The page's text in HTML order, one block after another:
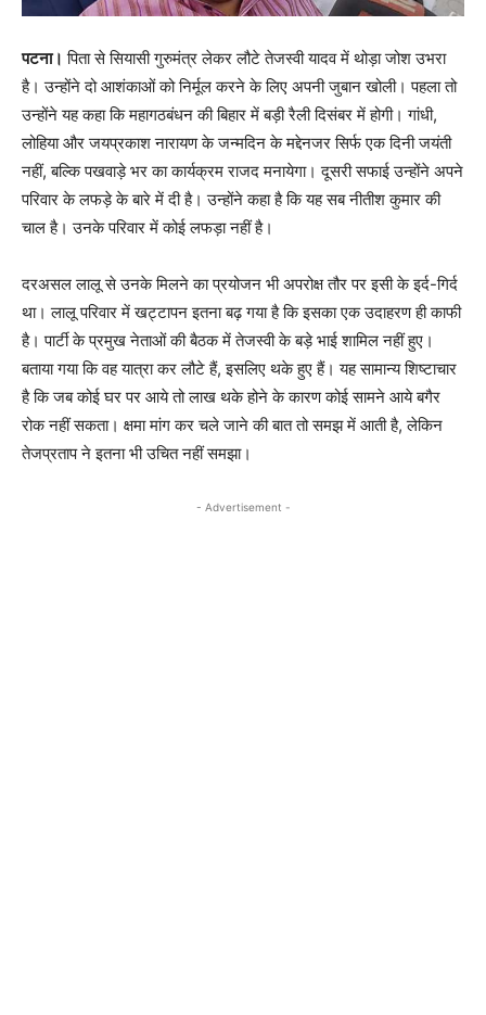
पटना। पिता से सियासी गुरुमंत्र लेकर लौटे तेजस्वी यादव में थोड़ा जोश उभरा
है। उन्होंने दो आशंकाओं को निर्मूल करने के लिए अपनी जुबान खोली। पहला तो
उन्होंने यह कहा कि महागठबंधन की बिहार में बड़ी रैली दिसंबर में होगी। गांधी,
लोहिया और जयप्रकाश नारायण के जन्मदिन के मद्देनजर सिर्फ एक दिनी जयंती
नहीं, बल्कि पखवाड़े भर का कार्यक्रम राजद मनायेगा। दूसरी सफाई उन्होंने अपने
परिवार के लफड़े के बारे में दी है। उन्होंने कहा है कि यह सब नीतीश कुमार की
चाल है। उनके परिवार में कोई लफड़ा नहीं है।
दरअसल लालू से उनके मिलने का प्रयोजन भी अपरोक्ष तौर पर इसी के इर्द-गिर्द
था। लालू परिवार में खट्टापन इतना बढ़ गया है कि इसका एक उदाहरण ही काफी
है। पार्टी के प्रमुख नेताओं की बैठक में तेजस्वी के बड़े भाई शामिल नहीं हुए।
बताया गया कि वह यात्रा कर लौटे हैं, इसलिए थके हुए हैं। यह सामान्य शिष्टाचार
है कि जब कोई घर पर आये तो लाख थके होने के कारण कोई सामने आये बगैर
रोक नहीं सकता। क्षमा मांग कर चले जाने की बात तो समझ में आती है, लेकिन
तेजप्रताप ने इतना भी उचित नहीं समझा।
- Advertisement -